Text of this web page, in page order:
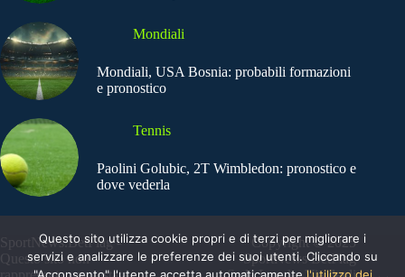
Mondiali
Mondiali, USA Bosnia: probabili formazioni
e pronostico
Tennis
Paolini Golubic, 2T Wimbledon: pronostico e
dove vederla
SportNews.BetFlag -
Questo sito non
Copyright © 2025
SportNews BetFlag
Questo sito utilizza cookie propri e di terzi per migliorare i
servizi e analizzare le preferenze dei suoi utenti. Cliccando su